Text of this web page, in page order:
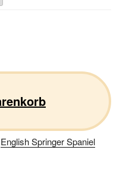
English Springer Spaniel